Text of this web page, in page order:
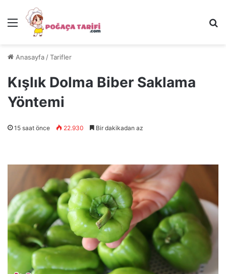
Menü
Anasayfa /Tarifler
Kışlık Dolma Biber Saklama
Yöntemi
15 saat önce 22.930 Bir dakikadan az